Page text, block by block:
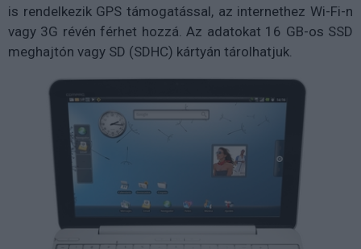
is rendelkezik GPS támogatással, az internethez Wi-Fi-n
vagy 3G révén férhet hozzá. Az adatokat 16 GB-os SSD
meghajtón vagy SD (SDHC) kártyán tárolhatjuk.